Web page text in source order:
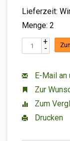
Lieferzeit:
Menge: 2
+
-
E-Mail
Zur
Zum
Drucken